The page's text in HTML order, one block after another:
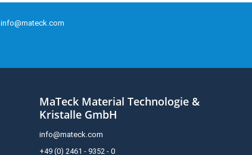
info@mateck.com
MaTeck Material Technologie &
Kristalle GmbH
info@mateck.com
+49 (0) 2461 - 9352 - 0